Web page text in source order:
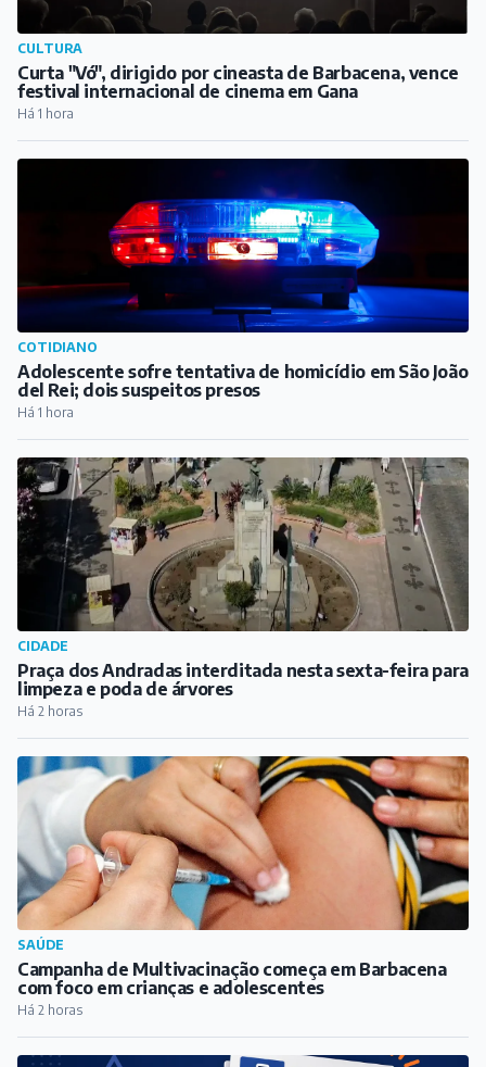
CULTURA
Curta "Vó", dirigido por cineasta de Barbacena, vence
festival internacional de cinema em Gana
Há 1 hora
COTIDIANO
Adolescente sofre tentativa de homicídio em São João
del Rei; dois suspeitos presos
Há 1 hora
CIDADE
Praça dos Andradas interditada nesta sexta-feira para
limpeza e poda de árvores
Há 2 horas
SAÚDE
Campanha de Multivacinação começa em Barbacena
com foco em crianças e adolescentes
Há 2 horas